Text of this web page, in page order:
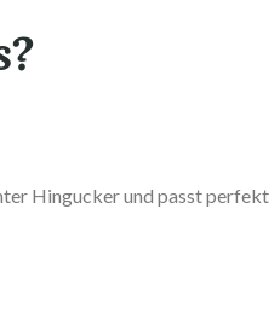
Hingucker und passt perfekt